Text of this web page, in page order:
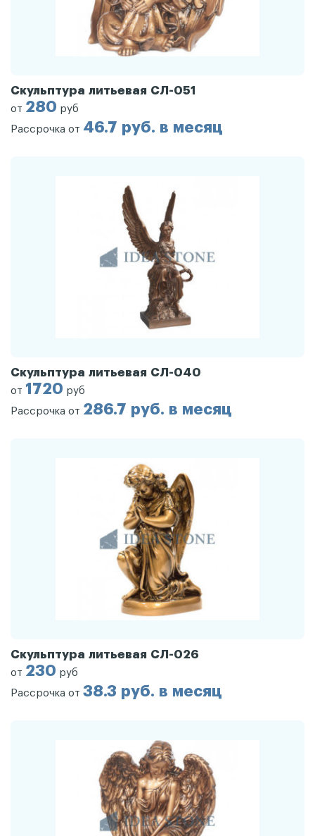
Скульптура литьевая СЛ-051
от 280 руб
Рассрочка от 46.7 руб. в месяц
Скульптура литьевая СЛ-040
от 1720 руб
Рассрочка от 286.7 руб. в месяц
Скульптура литьевая СЛ-026
от 230 руб
Рассрочка от 38.3 руб. в месяц